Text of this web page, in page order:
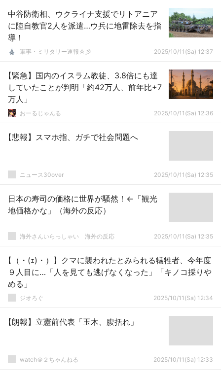
中谷防衛相、ウクライナ支援でリトアニア
に陸自教官2人を派遣…ウ兵に地雷除去を指
導！
軍事・ミリタリー速報☆彡 2025/10/11(Sa) 12:37
【緊急】国内のイスラム教徒、3.8倍にも達
していたことが判明「約42万人、前年比+7
万人」
おーるじゃんる 2025/10/11(Sa) 12:36
【悲報】スマホ指、ガチで社会問題へ
ニュース30over 2025/10/11(Sa) 12:35
日本の寿司の価格に世界が騒然！←「観光
地価格かな」（海外の反応）
海外さんいらっしゃい 海外の反応 2025/10/11(Sa) 12:35
【（・(ｪ)・）】クマに襲われたとみられる犠牲者、今年度
９人目に…「人を見ても逃げなくなった」「キノコ採りや
める」
ジオろぐ 2025/10/11(Sa) 12:34
【朗報】立憲前代表「玉木、腹括れ」
watch＠２ちゃんねる 2025/10/11(Sa) 12:33